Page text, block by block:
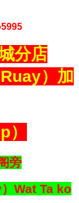
分店
）加
旁
Wat Ta ko